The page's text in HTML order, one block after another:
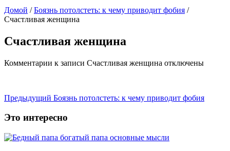
Домой / Боязнь потолстеть: к чему приводит фобия /
Счастливая женщина
Счастливая женщина
Комментарии к записи Счастливая женщина отключены
Предыдущий Боязнь потолстеть: к чему приводит фобия
Это интересно